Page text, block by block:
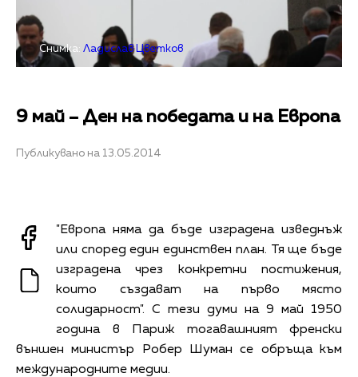
Снимка: Ладислав Цветков
9 май – Ден на победата и на Европа
Публикувано на 13.05.2014
"Европа няма да бъде изградена изведнъж
или според един единствен план. Тя ще бъде
изградена чрез конкретни постижения,
които създават на първо място
солидарност". С тези думи на 9 май 1950
година в Париж тогавашният френски
външен министър Робер Шуман се обръща към
международните медии.